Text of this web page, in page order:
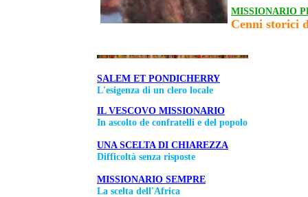
MISSIONARIO
Cenni storici
SALEM ET PONDICHERRY
L'esigenza di un clero locale
IL VESCOVO MISSIONARIO
In ascolto de confratelli e del popolo
UNA SCELTA DI CHIAREZZA
Difficoltà senza risposte
MISSIONARIO SEMPRE
La scelta dell'Africa